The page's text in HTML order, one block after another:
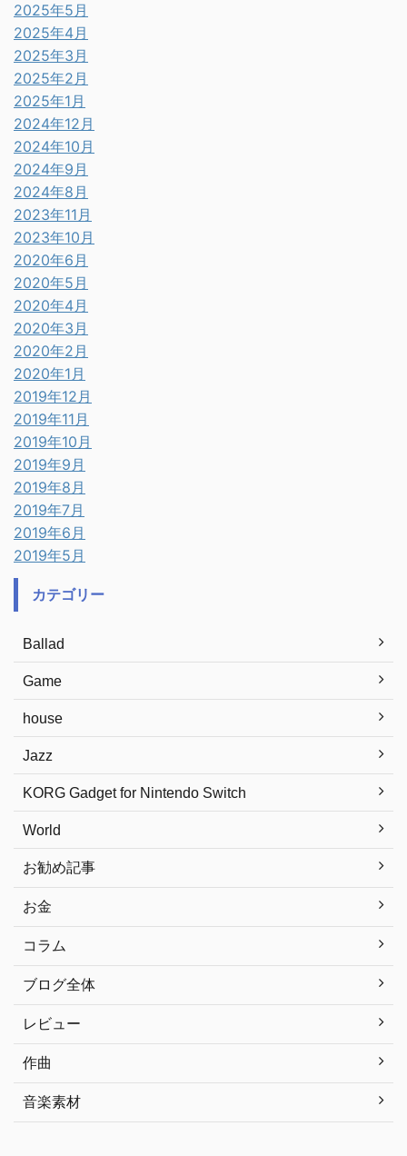
2025年5月
2025年4月
2025年3月
2025年2月
2025年1月
2024年12月
2024年10月
2024年9月
2024年8月
2023年11月
2023年10月
2020年6月
2020年5月
2020年4月
2020年3月
2020年2月
2020年1月
2019年12月
2019年11月
2019年10月
2019年9月
2019年8月
2019年7月
2019年6月
2019年5月
カテゴリー
Ballad
Game
house
Jazz
KORG Gadget for Nintendo Switch
World
お勧め記事
お金
コラム
ブログ全体
レビュー
作曲
音楽素材